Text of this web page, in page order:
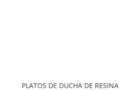
PLATOS DE DUCHA DE RESINA